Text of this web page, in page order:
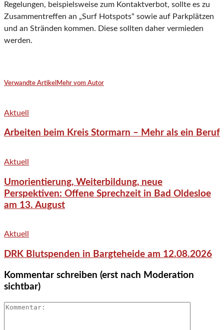
Regelungen, beispielsweise zum Kontaktverbot, sollte es zu
Zusammentreffen an „Surf Hotspots“ sowie auf Parkplätzen
und an Stränden kommen. Diese sollten daher vermieden
werden.
Verwandte Artikel Mehr vom Autor
Aktuell
Arbeiten beim Kreis Stormarn – Mehr als ein Beruf
Aktuell
Umorientierung, Weiterbildung, neue
Perspektiven: Offene Sprechzeit in Bad Oldesloe
am 13. August
Aktuell
DRK Blutspenden in Bargteheide am 12.08.2026
Kommentar schreiben (erst nach Moderation
sichtbar)